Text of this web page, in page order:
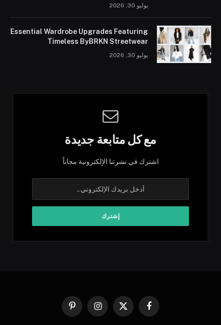
يوليو 30, 2026
Essential Wardrobe Upgrades Featuring
Timeless ByBRKN Streetwear
يوليو 30, 2026
مع كل متابعة جديدة
اشترك في نشرتنا الإلكترونية مجاناً
فيسبوك
X
الانستغرامبينتيريست